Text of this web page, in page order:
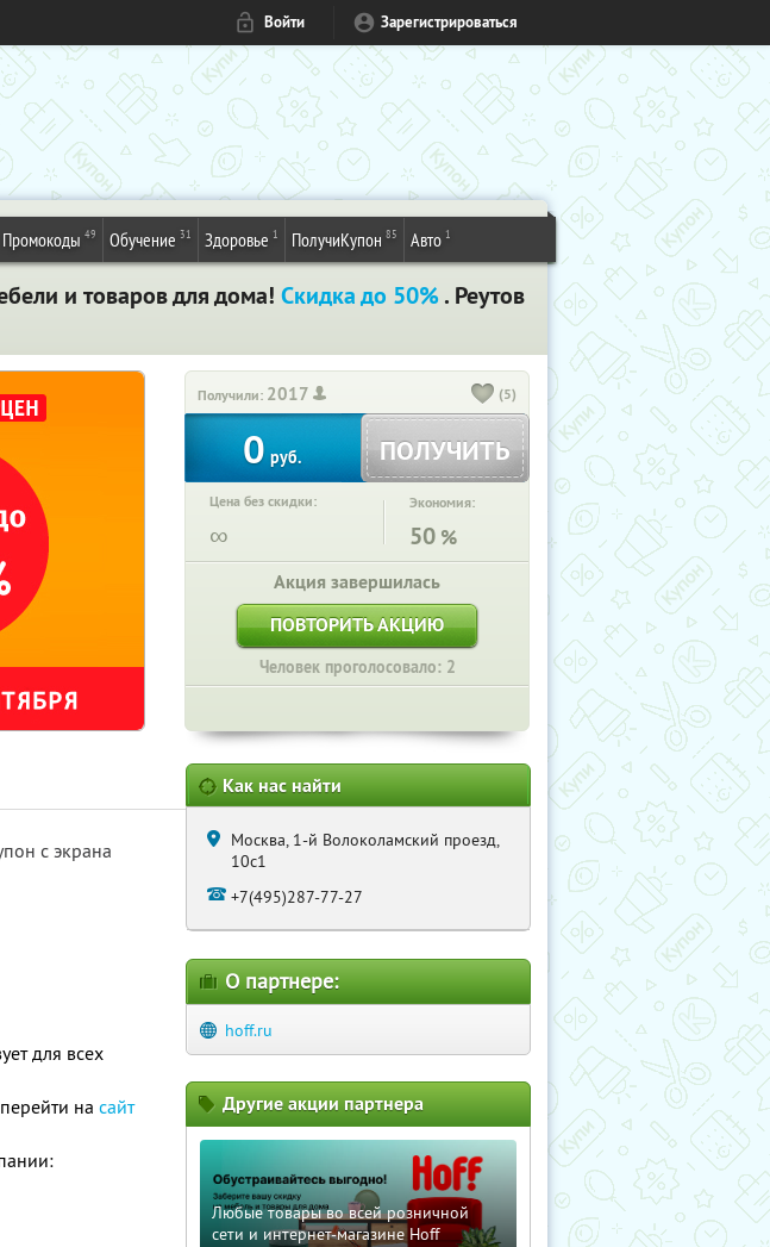
Войти Зарегистрироваться
Промокоды 49 Обучение 31 Здоровье 1 ПолучиКупон 85 Авто 1
и товаров для дома! Скидка до 50%. Реутов
Получили: 2017 (5)
0 руб. ПОЛУЧИТЬ
Цена без скидки:
∞
Экономия:
50 %
Акция завершилась
ПОВТОРИТЬ АКЦИЮ
Человек проголосовало: 2
с экрана
для всех
на сайт
Как нас найти
Москва, 1-й Волоколамский проезд,
10с1
+7(495)287-77-27
О партнере:
hoff.ru
Другие акции партнера
Любые товары во всей розничной
сети и интернет-магазине Hoff